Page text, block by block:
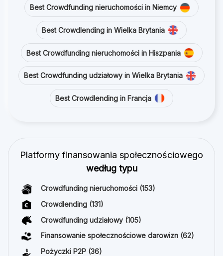
Best Crowdfunding nieruchomości in Niemcy
Best Crowdlending in Wielka Brytania
Best Crowdfunding nieruchomości in Hiszpania
Best Crowdfunding udziałowy in Wielka Brytania
Best Crowdlending in Francja
Platformy finansowania społecznościowego
według typu
Crowdfunding nieruchomości (153)
Crowdlending (131)
Crowdfunding udziałowy (105)
Finansowanie społecznościowe darowizn (62)
Pożyczki P2P (36)